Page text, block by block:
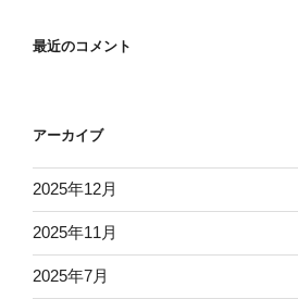
最近のコメント
アーカイブ
2025年12月
2025年11月
2025年7月